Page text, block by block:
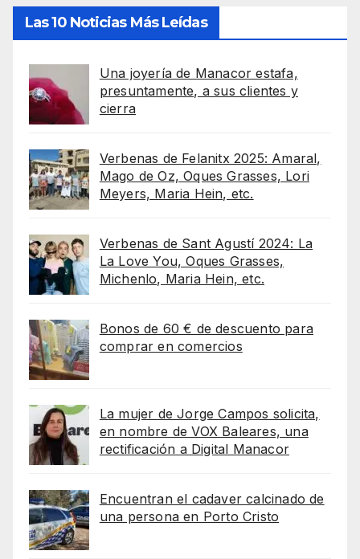
Las 10 Noticias Más Leídas
Una joyería de Manacor estafa,
presuntamente, a sus clientes y
cierra
Verbenas de Felanitx 2025: Amaral,
Mago de Oz, Oques Grasses, Lori
Meyers, Maria Hein, etc.
Verbenas de Sant Agustí 2024: La
La Love You, Oques Grasses,
Michenlo, Maria Hein, etc.
Bonos de 60 € de descuento para
comprar en comercios
La mujer de Jorge Campos solicita,
en nombre de VOX Baleares, una
rectificación a Digital Manacor
Encuentran el cadaver calcinado de
una persona en Porto Cristo